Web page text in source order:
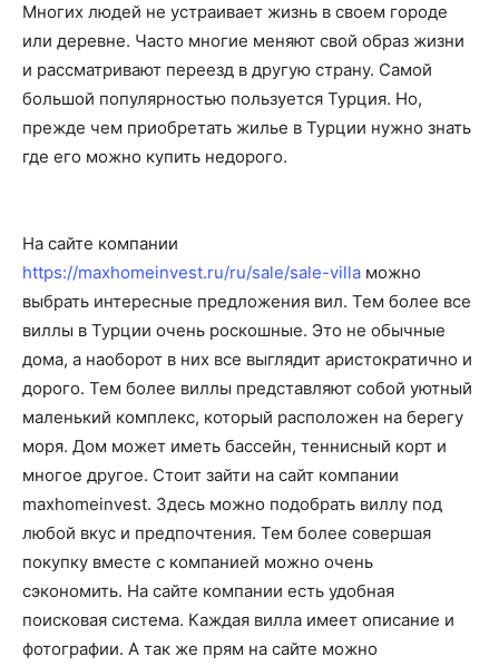
Многих людей не устраивает жизнь в своем городе
или деревне. Часто многие меняют свой образ жизни
и рассматривают переезд в другую страну. Самой
большой популярностью пользуется Турция. Но,
прежде чем приобретать жилье в Турции нужно знать
где его можно купить недорого.
На сайте компании
https://maxhomeinvest.ru/ru/sale/sale-villa можно
выбрать интересные предложения вил. Тем более все
виллы в Турции очень роскошные. Это не обычные
дома, а наоборот в них все выглядит аристократично и
дорого. Тем более виллы представляют собой уютный
маленький комплекс, который расположен на берегу
моря. Дом может иметь бассейн, теннисный корт и
многое другое. Стоит зайти на сайт компании
maxhomeinvest. Здесь можно подобрать виллу под
любой вкус и предпочтения. Тем более совершая
покупку вместе с компанией можно очень
сэкономить. На сайте компании есть удобная
поисковая система. Каждая вилла имеет описание и
фотографии. А так же прям на сайте можно